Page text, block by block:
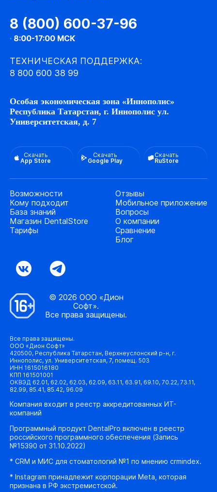
8 (800) 600-37-96
· 8:00-17:00 МСК
ТЕХНИЧЕСКАЯ ПОДДЕРЖКА:
8 800 600 38 99
Особая экономическая зона «Иннополис»
Республика Татарстан, г. Иннополис ул.
Университетская, д. 7
Скачать
App Store
Скачать
Google Play
Скачать
RuStore
Возможности
Кому подходит
База знаний
Магазин DentalStore
Тарифы
Отзывы
Мобильное приложение
Вопросы
О компании
Сравнение
Блог
© 2026 ООО «Дион
Софт».
Все права защищены.
Все права защищены.
ООО «Дион Софт»
420500, Республика Татарстан, Верхнеуслонский р-н, г.
Иннополис, ул. Университетская, 7, помещ. 503
ИНН 1615016180
КПП 161501001
ОКВЭД 62.01, 62.02, 62.03, 62.09, 63.11, 63.91, 69.10, 70.22, 73.11,
82.99, 85.41, 85.42, 96.09
Компания входит в реестр аккредитованных ИТ-
компаний
Программный продукт DentalPro включен в реестр
российского программного обеспечения (Запись
№15390 от 31.10.2022)
* CRM и МИС для стоматологий №1 по мнению crmindex.
* Instagram принадлежит корпорации Meta, которая
признана в РФ экстремистской.